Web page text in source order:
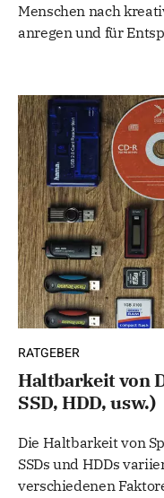
Menschen nach
anregen und für
RATGEBER
Haltbarkeit von
SSD, HDD, usw.)
Die Haltbarkeit von
SSDs und HDDs
verschiedenen